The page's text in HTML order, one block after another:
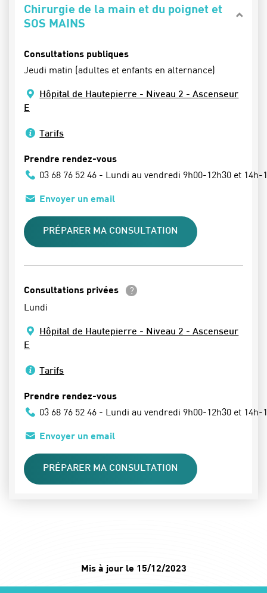
Chirurgie de la main et du poignet et
SOS MAINS
Consultations publiques
Jeudi matin (adultes et enfants en alternance)
Hôpital de Hautepierre - Niveau 2 - Ascenseur
E
Tarifs
Prendre rendez-vous
03 68 76 52 46 - Lundi au vendredi 9h00-12h30 et 14h-
Envoyer un email
PRÉPARER MA CONSULTATION
Consultations privées En savoir plus
Lundi
Hôpital de Hautepierre - Niveau 2 - Ascenseur
E
Tarifs
Prendre rendez-vous
03 68 76 52 46 - Lundi au vendredi 9h00-12h30 et 14h-
Envoyer un email
PRÉPARER MA CONSULTATION
Mis à jour le 15/12/2023